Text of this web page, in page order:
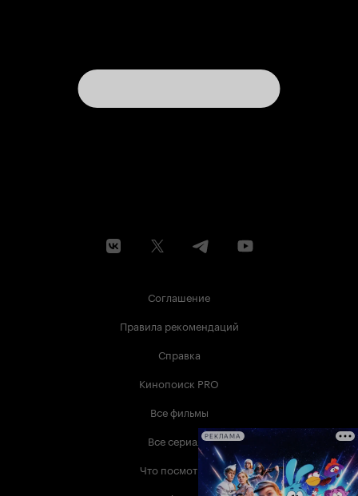
Соглашение
Правила рекомендаций
Справка
Кинопоиск PRO
Все фильмы
Все сериалы
Что посмотреть
РЕКЛАМА